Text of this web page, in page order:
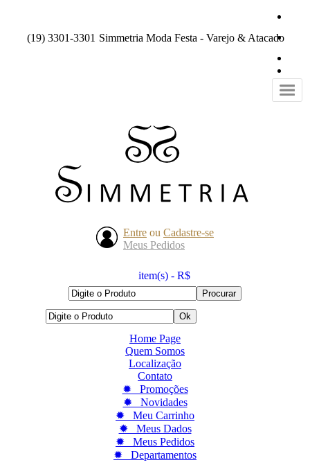
(19) 3301-3301 Simmetria Moda Festa - Varejo & Atacado
Entre ou Cadastre-se
Meus Pedidos
item(s) - R$
Home Page
Quem Somos
Localização
Contato
✹ Promoções
✹ Novidades
✹ Meu Carrinho
✹ Meus Dados
✹ Meus Pedidos
✹ Departamentos